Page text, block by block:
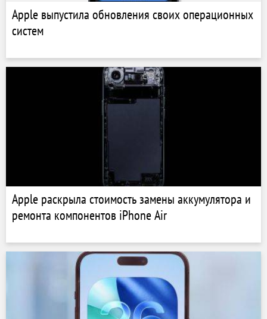
Apple выпустила обновления своих операционных
систем
Apple раскрыла стоимость замены аккумулятора и
ремонта компонентов iPhone Air